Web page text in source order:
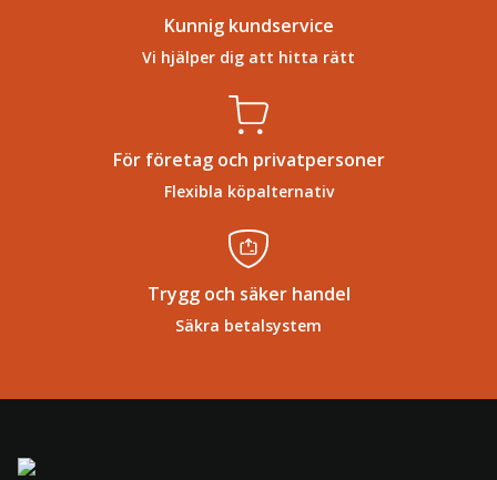
Kunnig kundservice
Vi hjälper dig att hitta rätt
För företag och privatpersoner
Flexibla köpalternativ
Trygg och säker handel
Säkra betalsystem